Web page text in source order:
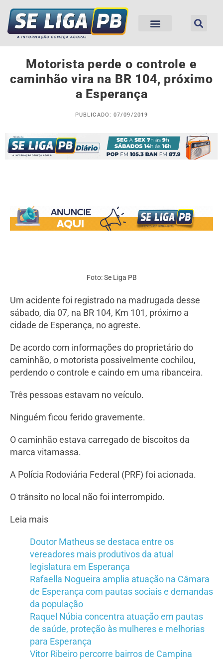
Motorista perde o controle e
caminhão vira na BR 104, próximo
a Esperança
PUBLICADO: 07/09/2019
Foto: Se Liga PB
Um acidente foi registrado na madrugada desse
sábado, dia 07, na BR 104, Km 101, próximo a
cidade de Esperança, no agreste.
De acordo com informações do proprietário do
caminhão, o motorista possivelmente cochilou,
perdendo o controle e caindo em uma ribanceira.
Três pessoas estavam no veículo.
Ninguém ficou ferido gravemente.
O caminhão estava carregado de biscoitos da
marca vitamassa.
A Polícia Rodoviária Federal (PRF) foi acionada.
O trânsito no local não foi interrompido.
Leia mais
Doutor Matheus se destaca entre os
vereadores mais produtivos da atual
legislatura em Esperança
Rafaella Nogueira amplia atuação na Câmara
de Esperança com pautas sociais e demandas
da população
Raquel Núbia concentra atuação em pautas
de saúde, proteção às mulheres e melhorias
para Esperança
Vitor Ribeiro percorre bairros de Campina